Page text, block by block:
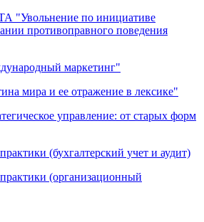
по инициативе
противоправного поведения
маркетинг"
мира и ее отражение в лексике"
управление: от старых форм
(бухгалтерский учет и аудит)
(организационный